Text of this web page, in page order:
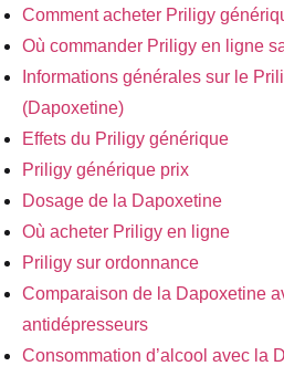
Comment acheter Priligy
Où commander Priligy en ligne
Informations générales sur le
(Dapoxetine)
Effets du Priligy générique
Priligy générique prix
Dosage de la Dapoxetine
Où acheter Priligy en ligne
Priligy sur ordonnance
Comparaison de la Dapoxetine
antidépresseurs
Consommation d’alcool avec la